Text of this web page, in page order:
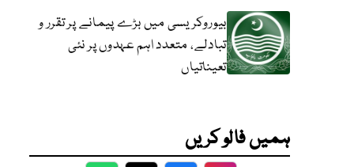
بیوروکریسی میں بڑے پیمانے پر تقرر و
تبادلے، متعدد اہم عہدوں پر نئی
تعیناتیاں
ہمیں فالو کریں